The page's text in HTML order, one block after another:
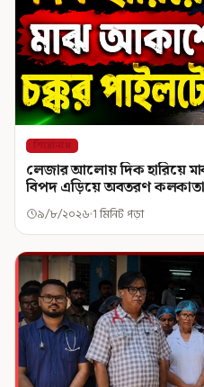
শিরোনাম
লেজার আলোয় দিক হারিয়ে
বিপদ এড়িয়ে অবতরণ কলকাতা
৯/৮/২০২৬ 1 মিনিট পড়া